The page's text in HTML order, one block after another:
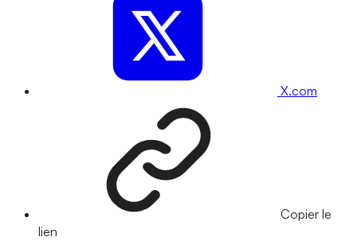
X.com
Copier le
lien